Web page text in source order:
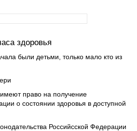
здоровья
были детьми, только мало кто из
право на получение
о состоянии здоровья в доступной
Российсской Федерации